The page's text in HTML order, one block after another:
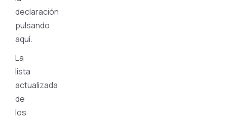
declaración
pulsando
aquí.
La
lista
actualizada
de
los